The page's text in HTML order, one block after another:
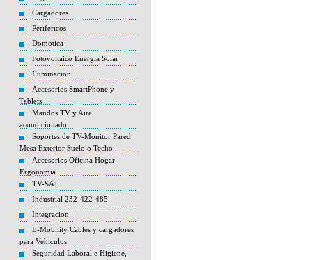
Cargadores
Perifericos
Domotica
Fotovoltaico Energia Solar
Iluminacion
Accesorios SmartPhone y
Tablets
Mandos TV y Aire
acondicionado
Soportes de TV-Monitor Pared
Mesa Exterior Suelo o Techo
Accesorios Oficina Hogar
Ergonomia
TV-SAT
Industrial 232-422-485
Integracion
E-Mobility Cables y cargadores
para Vehiculos
Seguridad Laboral e Higiene,